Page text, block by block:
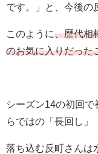
です。」と、今後の
このように、歴代相
のお気に入りだった
シーズン14の初回
らではの「長回し」
落ち込む反町さんは